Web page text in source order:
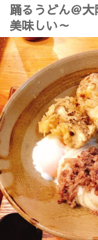
踊るうどん＠
美味しい～